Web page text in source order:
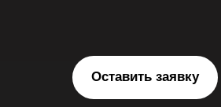
Оставить заявку